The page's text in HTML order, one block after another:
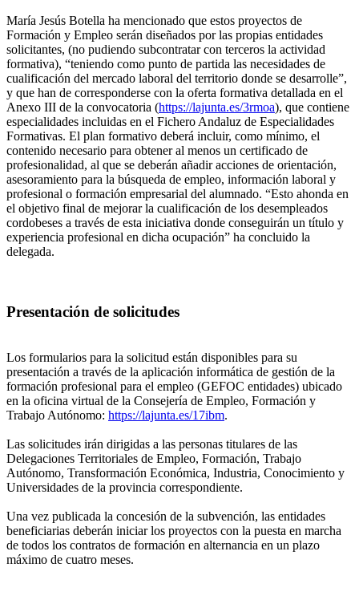
María Jesús Botella ha mencionado que estos proyectos de
Formación y Empleo serán diseñados por las propias entidades
solicitantes, (no pudiendo subcontratar con terceros la actividad
formativa), “teniendo como punto de partida las necesidades de
cualificación del mercado laboral del territorio donde se desarrolle”,
y que han de corresponderse con la oferta formativa detallada en el
Anexo III de la convocatoria (https://lajunta.es/3rmoa), que contiene
especialidades incluidas en el Fichero Andaluz de Especialidades
Formativas. El plan formativo deberá incluir, como mínimo, el
contenido necesario para obtener al menos un certificado de
profesionalidad, al que se deberán añadir acciones de orientación,
asesoramiento para la búsqueda de empleo, información laboral y
profesional o formación empresarial del alumnado. “Esto ahonda en
el objetivo final de mejorar la cualificación de los desempleados
cordobeses a través de esta iniciativa donde conseguirán un título y
experiencia profesional en dicha ocupación” ha concluido la
delegada.
Presentación de solicitudes
Los formularios para la solicitud están disponibles para su
presentación a través de la aplicación informática de gestión de la
formación profesional para el empleo (GEFOC entidades) ubicado
en la oficina virtual de la Consejería de Empleo, Formación y
Trabajo Autónomo: https://lajunta.es/17ibm.
Las solicitudes irán dirigidas a las personas titulares de las
Delegaciones Territoriales de Empleo, Formación, Trabajo
Autónomo, Transformación Económica, Industria, Conocimiento y
Universidades de la provincia correspondiente.
Una vez publicada la concesión de la subvención, las entidades
beneficiarias deberán iniciar los proyectos con la puesta en marcha
de todos los contratos de formación en alternancia en un plazo
máximo de cuatro meses.